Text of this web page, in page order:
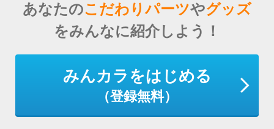
あなたのこだわりパーツやグッズ
をみんなに紹介しよう！
みんカラをはじめる
（登録無料）